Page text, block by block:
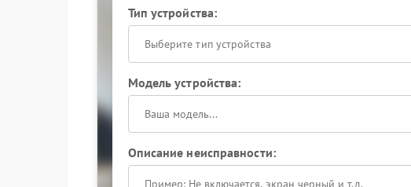
Тип устройства:
Выберите тип устройства
Модель устройства:
Описание неисправности: